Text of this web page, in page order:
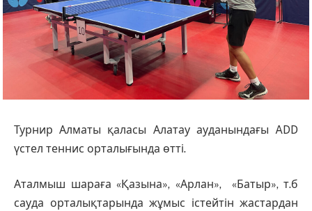
Турнир Алматы қаласы Алатау ауданындағы ADD
үстел теннис орталығында өтті.
Аталмыш шараға «Қазына», «Арлан», «Батыр», т.б
сауда орталықтарында жұмыс істейтін жастардан